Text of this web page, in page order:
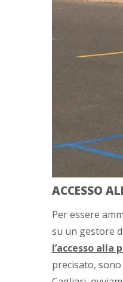
ACCESSO
Per essere
su un gestore
l’accesso
precisato,